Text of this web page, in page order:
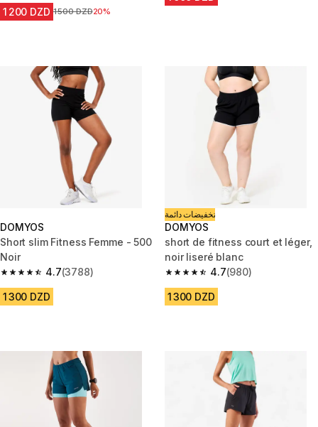
1 200 DZD Prix avant la réduction
1 500 DZD20%
DOMYOS
Short slim Fitness Femme - 500
Noir
4.7
4.7 out of 5 stars from 3788 reviews
(3788)
1 300 DZD
تخفيضات دائمة
DOMYOS
short de fitness court et léger,
noir liseré blanc
4.7
4.7 out of 5 stars from 980
(980)
1 300 DZD